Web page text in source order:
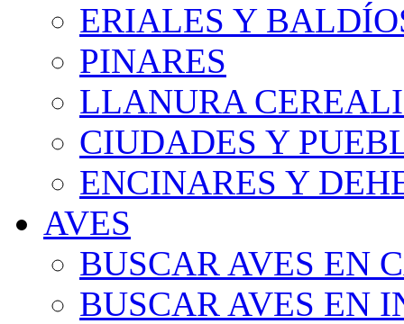
ERIALES Y
PINARES
LLANURA
CIUDADES Y
ENCINARES Y
AVES
BUSCAR AVES EN
BUSCAR AVES EN